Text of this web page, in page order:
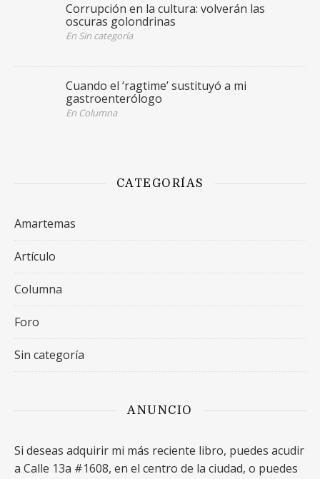
Corrupción en la cultura: volverán las
oscuras golondrinas
En Sin categoría
Cuando el ‘ragtime’ sustituyó a mi
gastroenterólogo
En Columna
CATEGORÍAS
Amartemas
Artículo
Columna
Foro
Sin categoría
ANUNCIO
Si deseas adquirir mi más reciente libro, puedes acudir
a Calle 13a #1608, en el centro de la ciudad, o puedes